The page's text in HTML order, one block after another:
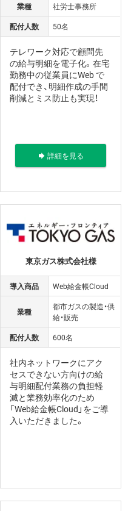
業種
社労士事務所
配付人数
50名
テレワーク対応で顧問先
の給与明細を電子化。在宅
勤務中の従業員にWeb で
配付でき、明細作成の手間
削減とミス防止も実現！
詳細を見る
東京ガス株式会社様
導入商品 Web給金帳Cloud
業種
都市ガスの製造・供
給・販売
配付人数
600名
社内ネットワークにアク
セスできない方向けの給
与明細配付業務の負担軽
滅と業務効率化のため
「Web給金帳Cloud」をご導
入いただきました。